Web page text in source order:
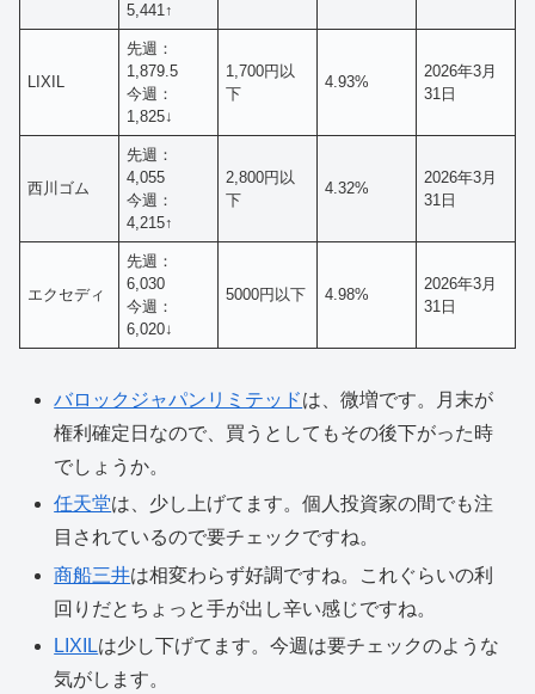
5,441↑
LIXIL
先週：
1,879.5
今週：
1,825↓
1,700円以
下
4.93%
2026年3月
31日
西川ゴム
先週：
4,055
今週：
4,215↑
2,800円以
下
4.32%
2026年3月
31日
エクセディ
先週：
6,030
今週：
6,020↓
5000円以下 4.98%
2026年3月
31日
バロックジャパンリミテッドは、微増です。月末が
権利確定日なので、買うとしてもその後下がった時
でしょうか。
任天堂は、少し上げてます。個人投資家の間でも注
目されているので要チェックですね。
商船三井は相変わらず好調ですね。これぐらいの利
回りだとちょっと手が出し辛い感じですね。
LIXILは少し下げてます。今週は要チェックのような
気がします。